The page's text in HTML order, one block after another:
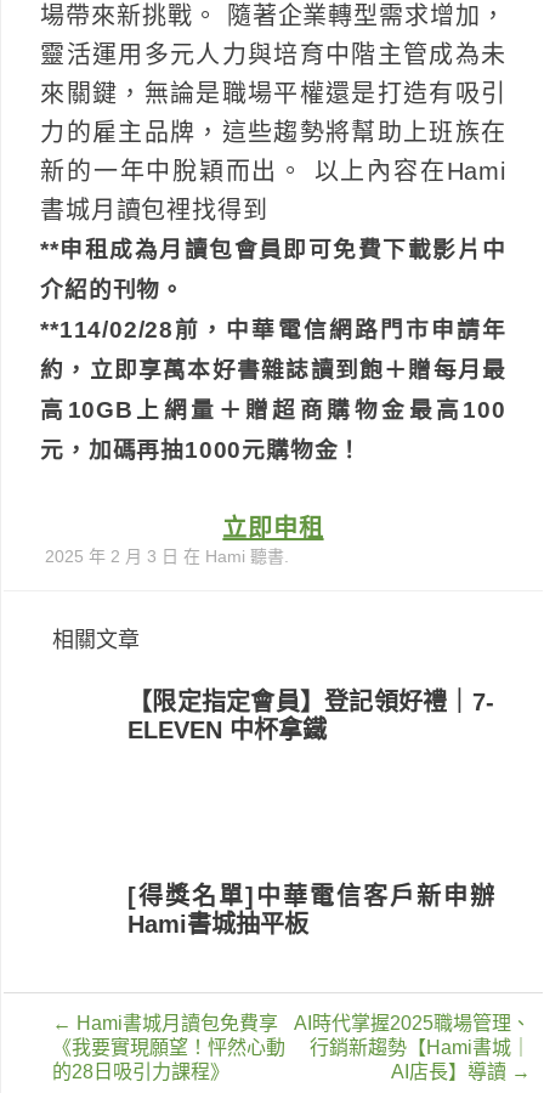
場帶來新挑戰。 隨著企業轉型需求增加，
靈活運用多元人力與培育中階主管成為未
來關鍵，無論是職場平權還是打造有吸引
力的雇主品牌，這些趨勢將幫助上班族在
新的一年中脫穎而出。 以上內容在Hami
書城月讀包裡找得到
**申租成為月讀包會員即可免費下載影片中
介紹的刊物。
**114/02/28前，中華電信網路門市申請年
約，立即享萬本好書雜誌讀到飽＋贈每月最
高10GB上網量＋贈超商購物金最高100
元，加碼再抽1000元購物金！
立即申租
2025 年 2 月 3 日 在 Hami 聽書
相關文章
【限定指定會員】登記領好禮｜7-
ELEVEN 中杯拿鐵
[得獎名單]中華電信客戶新申辦
Hami書城抽平板
文
章
導
← Hami書城月讀包免費享
《我要實現願望！怦然心動
的28日吸引力課程》
AI時代掌握2025職場管理、
行銷新趨勢【Hami書城｜
AI店長】導讀 →